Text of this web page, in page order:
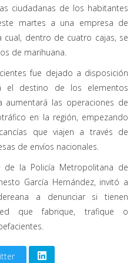
ciudadanas de los habitantes
martes a una empresa de
cual, dentro de cuatro cajas, se
de marihuana.
fue dejado a disposición
el destino de los elementos
aumentará las operaciones de
en la región, empezando
que viajen a través de
de envíos nacionales.
la Policía Metropolitana de
García Hernández, invitó a
a denunciar si tienen
que fabrique, trafique o